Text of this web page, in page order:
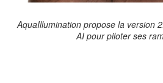
AquaIllumination propose la version
AI pour piloter ses